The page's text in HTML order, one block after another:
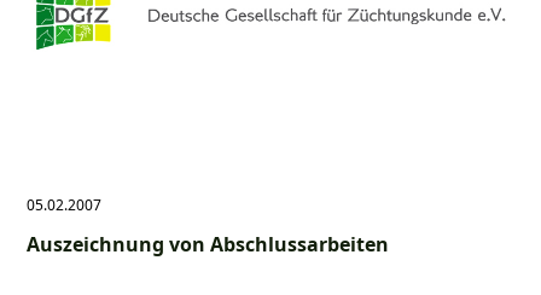
05.02.2007
Auszeichnung von Abschlussarbeiten